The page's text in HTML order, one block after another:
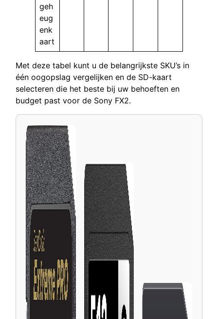
geh
eug
enk
aart
Met deze tabel kunt u de belangrijkste SKU’s in
één oogopslag vergelijken en de SD-kaart
selecteren die het beste bij uw behoeften en
budget past voor de Sony FX2.